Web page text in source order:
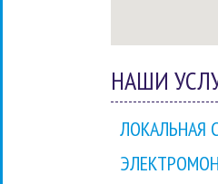
НАШИ
ЛОКАЛЬНАЯ